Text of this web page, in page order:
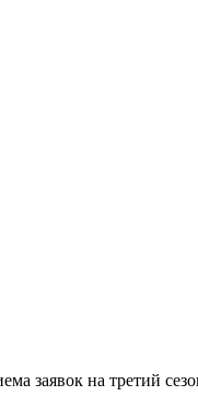
заявок на третий